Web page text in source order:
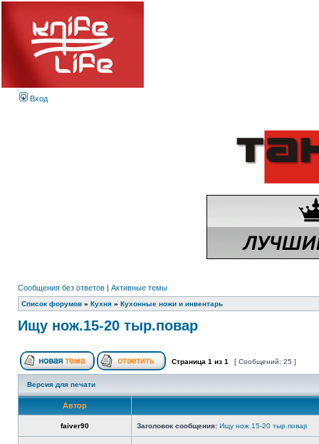
Вход
Сообщения без ответов | Активные темы
Список форумов » Кухня » Кухонные ножи и инвентарь
Ищу нож.15-20 тыр.повар
Страница 1 из 1 [ Сообщений: 25 ]
Версия для печати
Автор
faiver90 Заголовок сообщения: Ищу нож.15-20 тыр.повар